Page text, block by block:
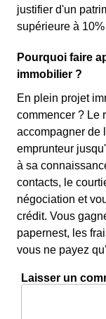
justifier d'un
supérieure à
Pourquoi faire
immobilier ?
En plein projet
commencer ? Le
accompagner de
emprunteur
à sa
contacts, le
négociation et
crédit. Vous
papernest, les
vous ne payez
Laisser un